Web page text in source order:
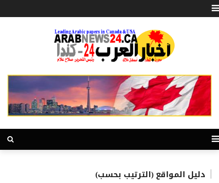
دليل المواقع (الترتيب بحسب)